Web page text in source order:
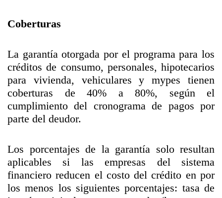
Coberturas
La garantía otorgada por el programa para los
créditos de consumo, personales, hipotecarios
para vivienda, vehiculares y mypes tienen
coberturas de 40% a 80%, según el
cumplimiento del cronograma de pagos por
parte del deudor.
Los porcentajes de la garantía solo resultan
aplicables si las empresas del sistema
financiero reducen el costo del crédito en por
los menos los siguientes porcentajes: tasa de